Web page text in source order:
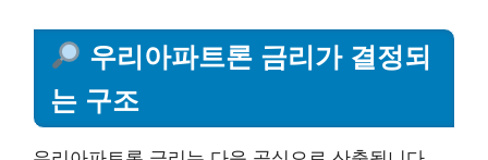
우리아파트론 금리가 결정되
는 구조